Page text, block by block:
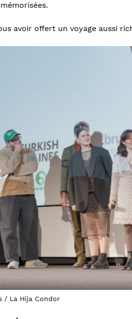
avoir offert un voyage aussi
/ La Hija Condor